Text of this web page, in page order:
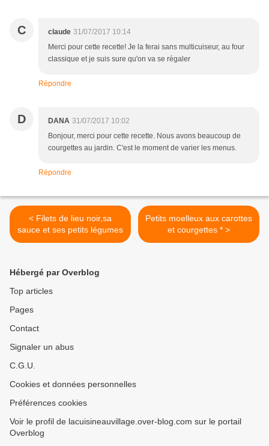
C claude 31/07/2017 10:14
Merci pour cette recette! Je la ferai sans multicuiseur, au four
classique et je suis sure qu'on va se régaler
Répondre
D DANA 31/07/2017 10:02
Bonjour, merci pour cette recette. Nous avons beaucoup de
courgettes au jardin. C'est le moment de varier les menus.
Répondre
< Filets de lieu noir,sa
sauce et ses petits légumes
Petits moelleux aux carottes
et courgettes * >
Hébergé par Overblog
Top articles
Pages
Contact
Signaler un abus
C.G.U.
Cookies et données personnelles
Préférences cookies
Voir le profil de lacuisineauvillage.over-blog.com sur le portail
Overblog